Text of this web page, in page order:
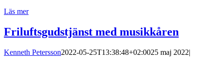
Läs mer
Friluftsgudstjänst med musikkåren
Kenneth Petersson2022-05-25T13:38:48+02:0025 maj 2022|